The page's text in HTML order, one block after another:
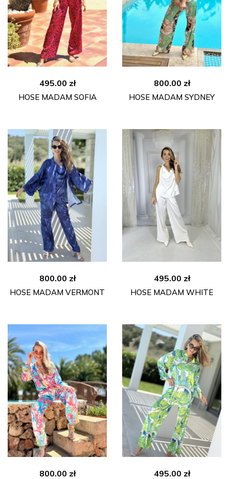
495.00 zł
HOSE MADAM SOFIA
800.00 zł
HOSE MADAM SYDNEY
800.00 zł
HOSE MADAM VERMONT
495.00 zł
HOSE MADAM WHITE
800.00 zł 495.00 zł